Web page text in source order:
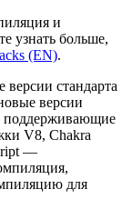
и
узнать больше,
(EN).
стандарта
версии
поддерживающие
V8, Chakra
—
для